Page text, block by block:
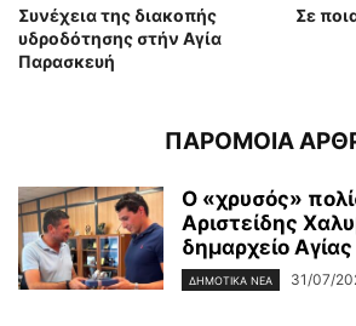
Συνέχεια της διακοπής
υδροδότησης στήν Αγία
Παρασκευή
Σε
ΠΑΡΟΜΟΙΑ
Ο «χρυσός»
Αριστείδης
δημαρχείο
ΔΗΜΟΤΙΚΑ ΝΕΑ 31/07/